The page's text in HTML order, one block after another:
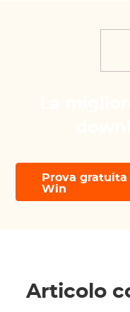
Prova gratuita
Win
Articolo